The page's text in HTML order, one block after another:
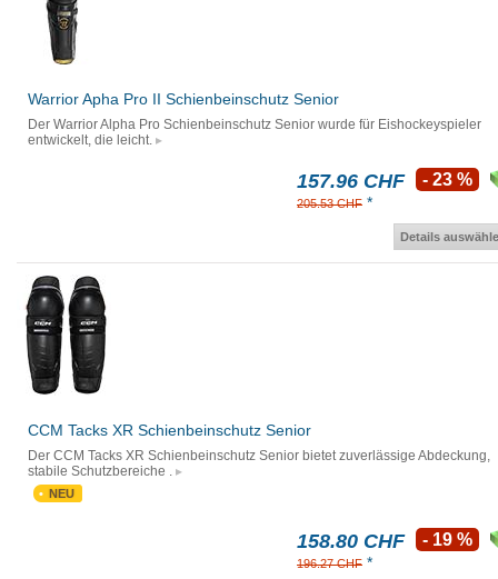
Warrior Apha Pro II Schienbeinschutz Senior
Der Warrior Alpha Pro Schienbeinschutz Senior wurde für Eishockeyspieler
entwickelt, die leicht.
157.96 CHF
205.53 CHF *
- 23 %
Details
CCM Tacks XR Schienbeinschutz Senior
Der CCM Tacks XR Schienbeinschutz Senior bietet zuverlässige Abdeckung,
stabile Schutzbereiche .
NEU
158.80 CHF
196.27 CHF *
- 19 %